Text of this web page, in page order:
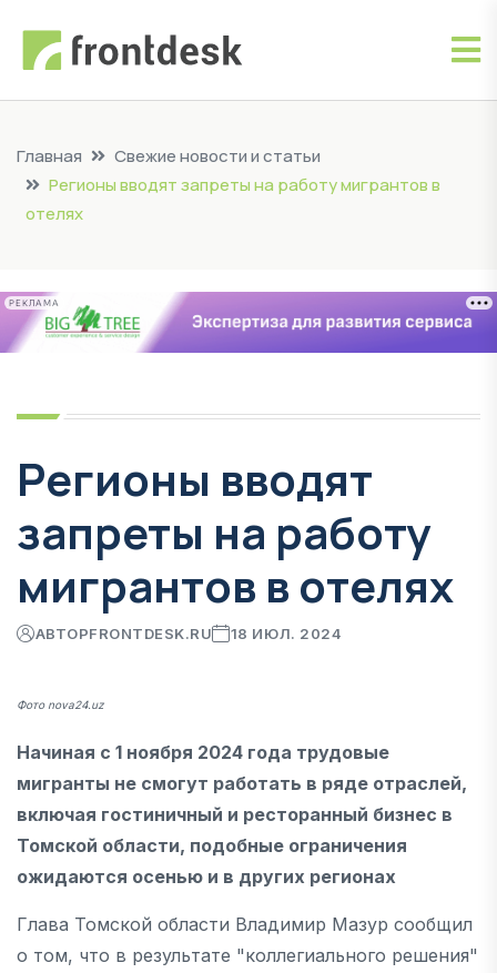
Главная
Свежие новости и статьи
Регионы вводят запреты на работу мигрантов в
отелях
РЕКЛАМА
Регионы вводят
запреты на работу
мигрантов в отелях
АВТОРFRONTDESK.RU 18 ИЮЛ. 2024
Фото nova24.uz
Начиная с 1 ноября 2024 года трудовые
мигранты не смогут работать в ряде отраслей,
включая гостиничный и ресторанный бизнес в
Томской области, подобные ограничения
ожидаются осенью и в других регионах
Глава Томской области Владимир Мазур сообщил
о том, что в результате "коллегиального решения"